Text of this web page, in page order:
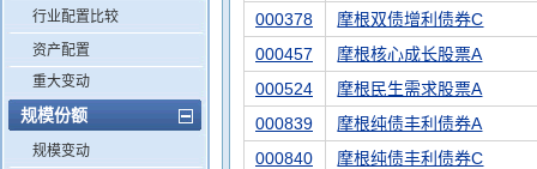
行业配置比较
资产配置
重大变动
规模份额
规模变动
000378
摩根双债增利债券C
000457
摩根核心成长股票A
000524
摩根民生需求股票A
000839
摩根纯债丰利债券A
000840
摩根纯债丰利债券C